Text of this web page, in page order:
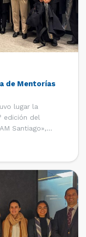
de Mentorías
lugar la
edición del
Santiago»,
Ejecutiva